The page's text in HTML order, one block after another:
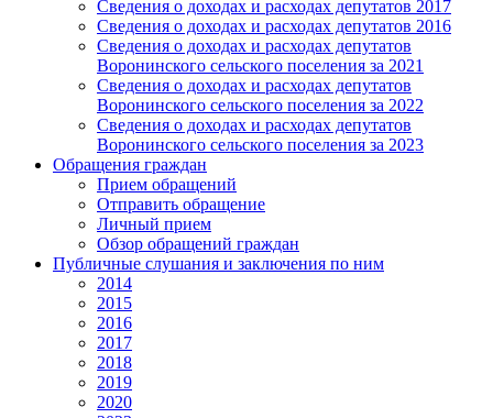
Сведения о доходах и расходах депутатов 2017
Сведения о доходах и расходах депутатов 2016
Сведения о доходах и расходах депутатов
Воронинского сельского поселения за 2021
Сведения о доходах и расходах депутатов
Воронинского сельского поселения за 2022
Сведения о доходах и расходах депутатов
Воронинского сельского поселения за 2023
Обращения граждан
Прием обращений
Отправить обращение
Личный прием
Обзор обращений граждан
Публичные слушания и заключения по ним
2014
2015
2016
2017
2018
2019
2020